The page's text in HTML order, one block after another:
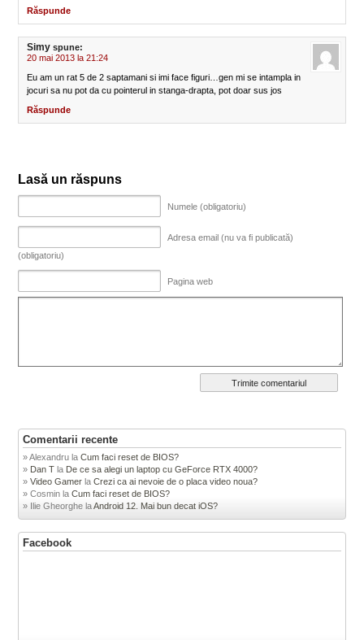
Răspunde
Simy spune:
20 mai 2013 la 21:24
Eu am un rat 5 de 2 saptamani si imi face figuri…gen mi se intampla in
jocuri sa nu pot da cu pointerul in stanga-drapta, pot doar sus jos
Răspunde
Lasă un răspuns
Numele (obligatoriu)
Adresa email (nu va fi publicată)
(obligatoriu)
Pagina web
Comentarii recente
Alexandru laCum faci reset de BIOS?
Dan T la De ce sa alegi un laptop cu GeForce RTX 4000?
Video Gamer laCrezi ca ai nevoie de o placa video noua?
Cosmin laCum faci reset de BIOS?
Ilie Gheorghe laAndroid 12. Mai bun decat iOS?
Facebook